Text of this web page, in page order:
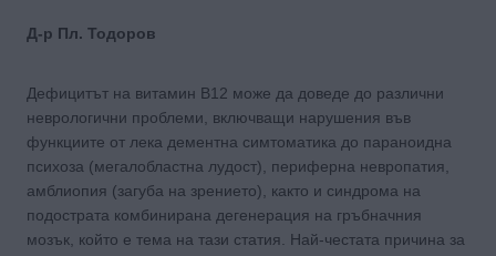
Д-р Пл. Тодоров
Дефицитът на витамин В12 може да доведе до различни
неврологични проблеми, включващи нарушения във
функциите от лека дементна симтоматика до параноидна
психоза (мегалобластна лудост), периферна невропатия,
амблиопия (загуба на зрението), както и синдрома на
подострата комбинирана дегенерация на гръбначния
мозък, който е тема на тази статия. Най-честата причина за